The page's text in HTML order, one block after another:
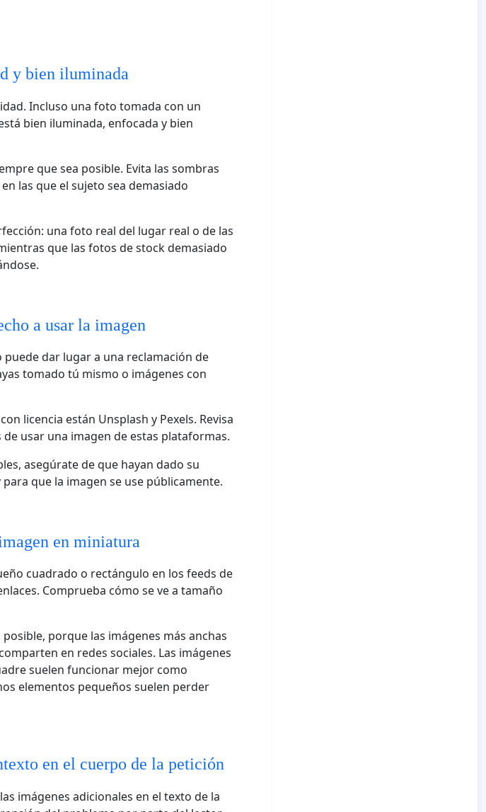
y bien iluminada
Incluso una foto tomada con un
bien iluminada, enfocada y bien
que sea posible. Evita las sombras
las que el sujeto sea demasiado
una foto real del lugar real o de las
que las fotos de stock demasiado
a usar la imagen
dar lugar a una reclamación de
tomado tú mismo o imágenes con
licencia están Unsplash y Pexels. Revisa
usar una imagen de estas plataformas.
asegúrate de que hayan dado su
que la imagen se use públicamente.
en miniatura
cuadrado o rectángulo en los feeds de
Comprueba cómo se ve a tamaño
porque las imágenes más anchas
en redes sociales. Las imágenes
suelen funcionar mejor como
elementos pequeños suelen perder
en el cuerpo de la petición
imágenes adicionales en el texto de la